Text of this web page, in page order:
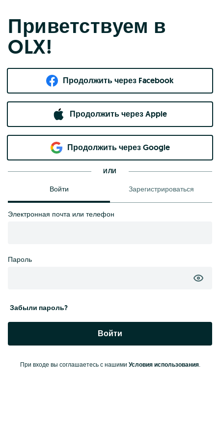
Приветствуем в
OLX!
Продолжить через Facebook
Продолжить через Apple
Продолжить через Google
ИЛИ
Войти Зарегистрироваться
Электронная почта или телефон
Пароль
Забыли пароль?
Войти
При входе вы соглашаетесь с нашими Условия использования.